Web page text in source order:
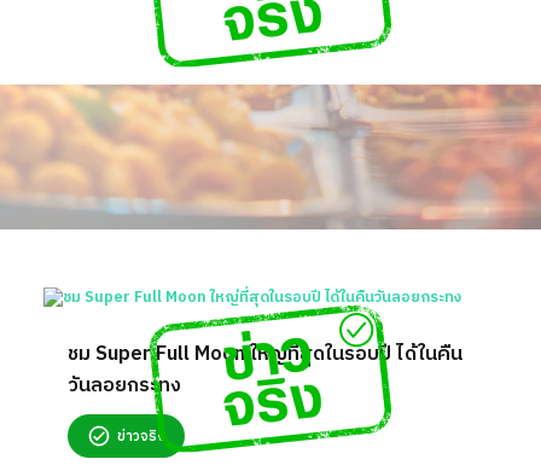
ชม Super Full Moon ใหญ่ที่สุดในรอบปี ได้ในคืน
วันลอยกระทง
ข่าวจริง